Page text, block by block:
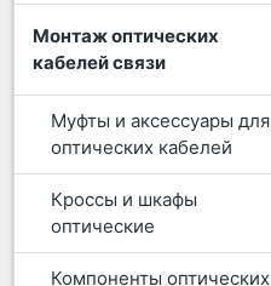
Монтаж оптических
кабелей связи
Муфты и аксессуары для
оптических кабелей
Кроссы и шкафы
оптические
Компоненты оптических